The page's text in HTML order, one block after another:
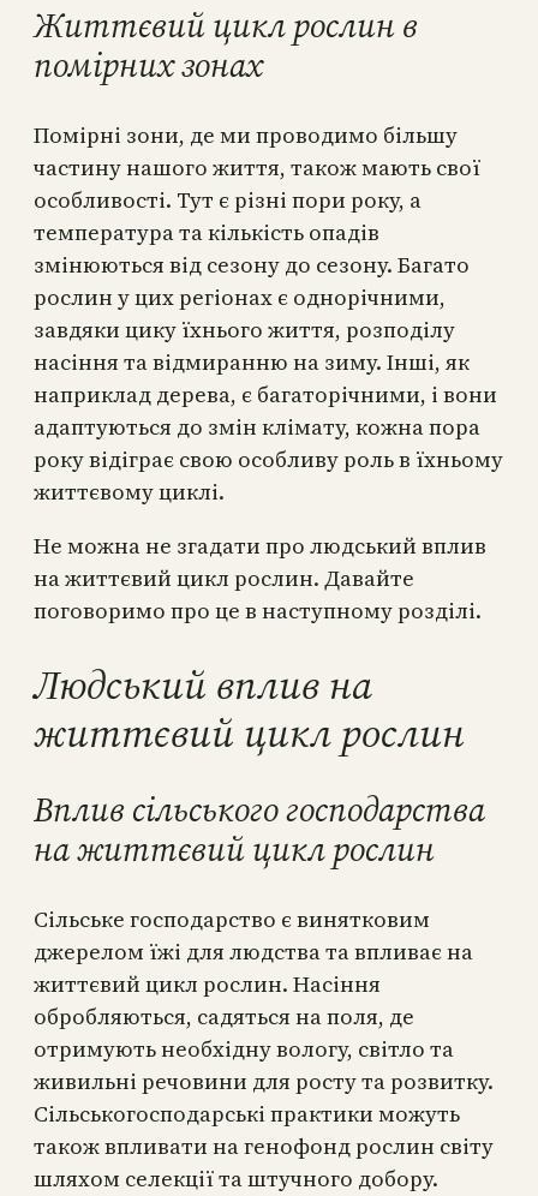
Життєвий цикл рослин в
помірних зонах
Помірні зони, де ми проводимо більшу
частину нашого життя, також мають свої
особливості. Тут є різні пори року, а
температура та кількість опадів
змінюються від сезону до сезону. Багато
рослин у цих регіонах є однорічними,
завдяки цику їхнього життя, розподілу
насіння та відмиранню на зиму. Інші, як
наприклад дерева, є багаторічними, і вони
адаптуються до змін клімату, кожна пора
року відіграє свою особливу роль в їхньому
життєвому циклі.
Не можна не згадати про людський вплив
на життєвий цикл рослин. Давайте
поговоримо про це в наступному розділі.
Людський вплив на
життєвий цикл рослин
Вплив сільського господарства
на життєвий цикл рослин
Сільське господарство є винятковим
джерелом їжі для людства та впливає на
життєвий цикл рослин. Насіння
обробляються, садяться на поля, де
отримують необхідну вологу, світло та
живильні речовини для росту та розвитку.
Сільськогосподарські практики можуть
також впливати на генофонд рослин світу
шляхом селекції та штучного добору.